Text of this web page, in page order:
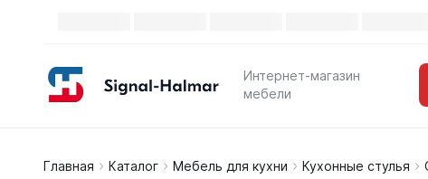
Интернет-магазин
мебели
Главная Каталог Мебель для кухни Кухонные стулья